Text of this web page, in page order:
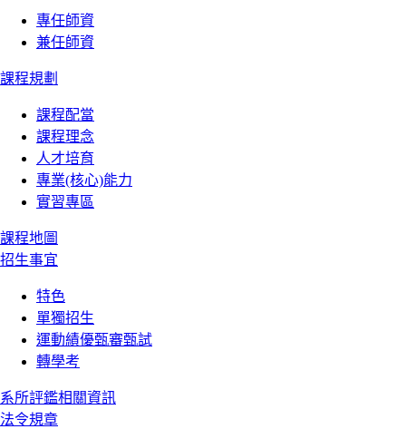
專任師資
兼任師資
課程規劃
課程配當
課程理念
人才培育
專業(核心)能力
實習專區
課程地圖
招生事宜
特色
單獨招生
運動績優甄審甄試
轉學考
系所評鑑相關資訊
法令規章